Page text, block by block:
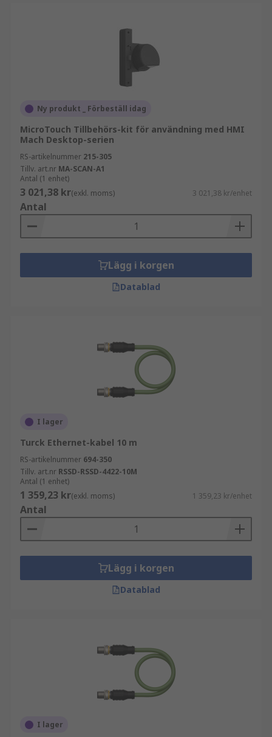
Ny produkt _ Förbeställ idag
MicroTouch Tillbehörs-kit för användning med HMI
Mach Desktop-serien
RS-artikelnummer 215-305
Tillv. art.nr MA-SCAN-A1
Antal (1 enhet)
3 021,38 kr(exkl. moms) 3 021,38 kr/enhet
Antal
Lägg i korgen
Datablad
I lager
Turck Ethernet-kabel 10 m
RS-artikelnummer 694-350
Tillv. art.nr RSSD-RSSD-4422-10M
Antal (1 enhet)
1 359,23 kr(exkl. moms) 1 359,23 kr/enhet
Antal
Lägg i korgen
Datablad
I lager